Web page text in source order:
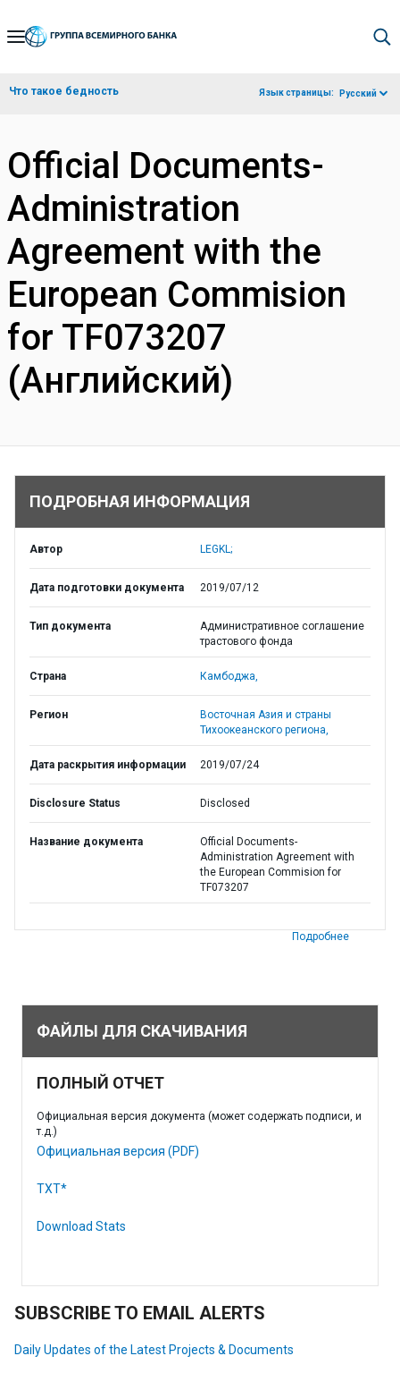
Skip
Navigation
Что такое бедность Язык страницы: Русский
Official Documents-
Administration
Agreement with the
European Commision
for TF073207
(Английский)
ПОДРОБНАЯ ИНФОРМАЦИЯ
Автор LEGKL;
Дата подготовки документа 2019/07/12
Тип документа
Административное соглашение
трастового фонда
Страна Камбоджа,
Регион
Восточная Азия и страны
Тихоокеанского региона,
Дата раскрытия информации 2019/07/24
Disclosure Status Disclosed
Название документа
Official Documents-
Administration Agreement with
the European Commision for
TF073207
Подробнее
ФАЙЛЫ ДЛЯ СКАЧИВАНИЯ
ПОЛНЫЙ ОТЧЕТ
Официальная версия документа (может содержать подписи, и
т.д.)
Официальная версия (PDF)
TXT*
Download Stats
SUBSCRIBE TO EMAIL ALERTS
Daily Updates of the Latest Projects & Documents